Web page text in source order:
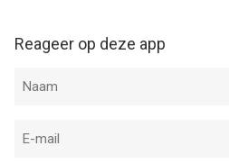
Reageer op deze app